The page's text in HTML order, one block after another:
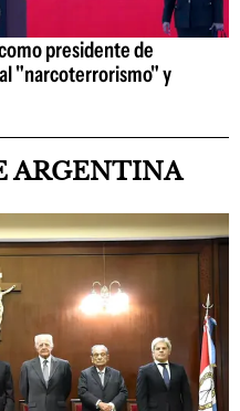
presidente de
"narcoterrorismo" y
ARGENTINA